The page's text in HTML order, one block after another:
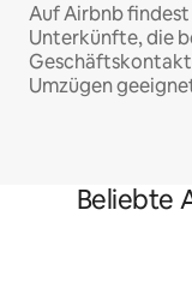
Auf Airbnb
Unterkünfte, die
Umzügen
Beliebte